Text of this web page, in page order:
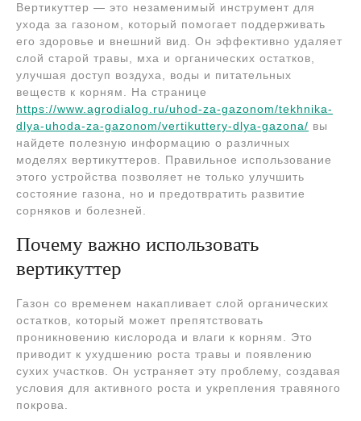
Вертикуттер — это незаменимый инструмент для
ухода за газоном, который помогает поддерживать
его здоровье и внешний вид. Он эффективно удаляет
слой старой травы, мха и органических остатков,
улучшая доступ воздуха, воды и питательных
веществ к корням. На странице
https://www.agrodialog.ru/uhod-za-gazonom/tekhnika-
dlya-uhoda-za-gazonom/vertikuttery-dlya-gazona/ вы
найдете полезную информацию о различных
моделях вертикуттеров. Правильное использование
этого устройства позволяет не только улучшить
состояние газона, но и предотвратить развитие
сорняков и болезней.
Почему важно использовать
вертикуттер
Газон со временем накапливает слой органических
остатков, который может препятствовать
проникновению кислорода и влаги к корням. Это
приводит к ухудшению роста травы и появлению
сухих участков. Он устраняет эту проблему, создавая
условия для активного роста и укрепления травяного
покрова.